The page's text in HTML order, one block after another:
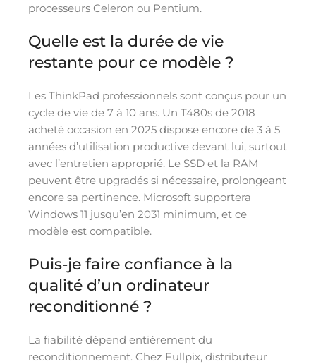
processeurs Celeron ou Pentium.
Quelle est la durée de vie
restante pour ce modèle ?
Les ThinkPad professionnels sont conçus pour un
cycle de vie de 7 à 10 ans. Un T480s de 2018
acheté occasion en 2025 dispose encore de 3 à 5
années d’utilisation productive devant lui, surtout
avec l’entretien approprié. Le SSD et la RAM
peuvent être upgradés si nécessaire, prolongeant
encore sa pertinence. Microsoft supportera
Windows 11 jusqu’en 2031 minimum, et ce
modèle est compatible.
Puis-je faire confiance à la
qualité d’un ordinateur
reconditionné ?
La fiabilité dépend entièrement du
reconditionnement. Chez Fullpix, distributeur